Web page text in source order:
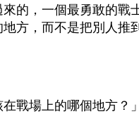
的，一個最勇敢的戰
方，而不是把別人推
在戰場上的哪個地方？